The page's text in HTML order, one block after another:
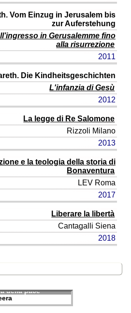
Vom Einzug in Jerusalem bis
zur Auferstehung
in Gerusalemme fino
alla risurrezione
2011
Die Kindheitsgeschichten
L'infanzia di Gesù
2012
La legge di Re Salomone
Rizzoli Milano
2013
e la teologia della storia di
Bonaventura
LEV Roma
2017
Liberare la libertà
Cantagalli Siena
2018
veniva
della pace